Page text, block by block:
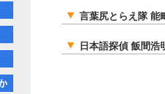
言葉尻とらえ隊 能
日本語探偵 飯間浩